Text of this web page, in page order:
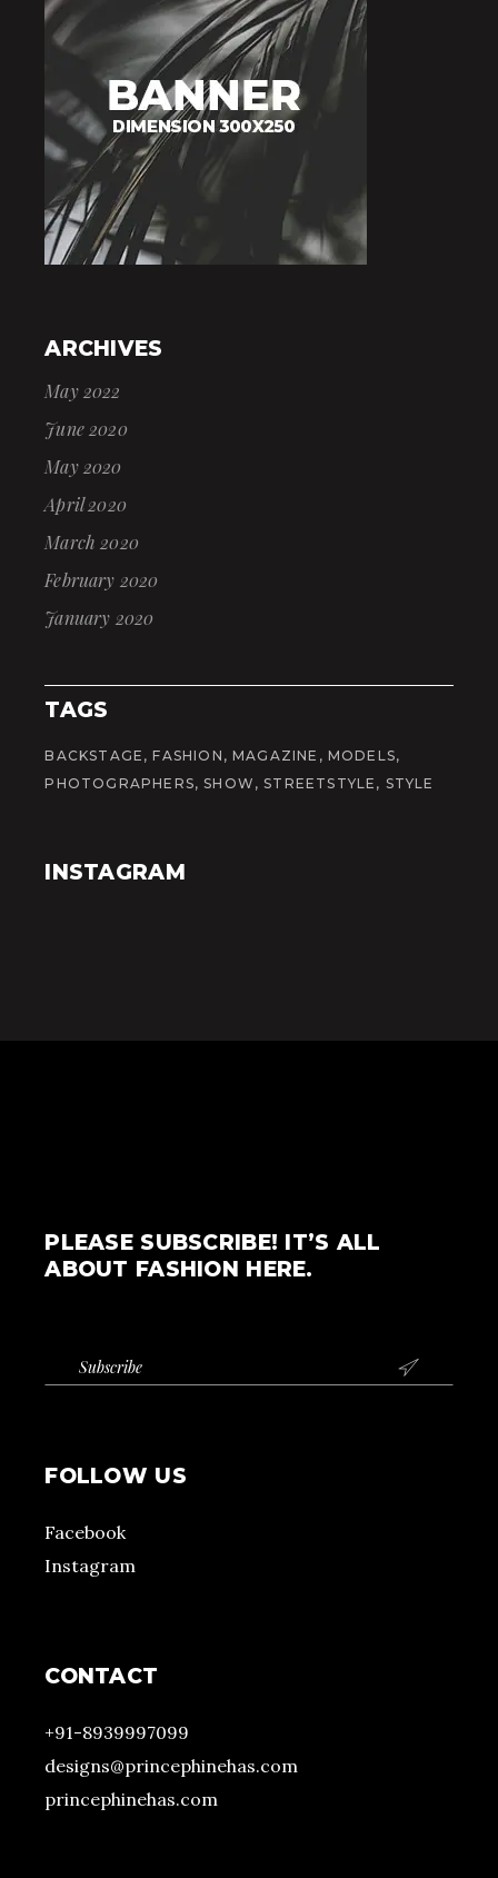
ARCHIVES
May 2022
June 2020
May 2020
April 2020
March 2020
February 2020
January 2020
TAGS
BACKSTAGE FASHION MAGAZINE
MODELS
PHOTOGRAPHERS
SHOW STREETSTYLE STYLE
INSTAGRAM
PLEASE SUBSCRIBE! IT’S ALL
ABOUT FASHION HERE.

FOLLOW US
Facebook
Instagram
CONTACT
+91-8939997099
designs@princephinehas.com
princephinehas.com